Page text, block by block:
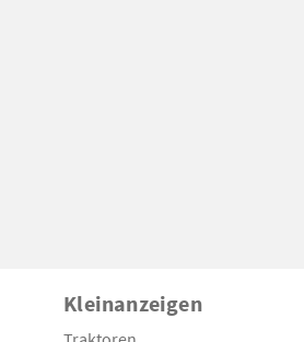
Kleinanzeigen